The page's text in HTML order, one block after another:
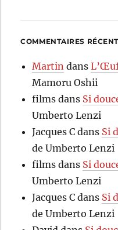
COMMENTAIRES
Martin dans
Mamoru Oshii
films dans Si
Umberto Lenzi
Jacques C dans Si
de Umberto Lenzi
films dans Si
Umberto Lenzi
Jacques C dans Si
de Umberto Lenzi